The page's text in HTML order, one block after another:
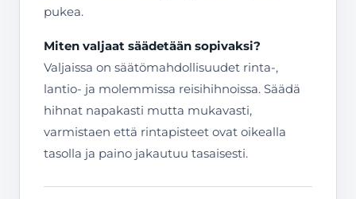
pukea.
Miten valjaat säädetään sopivaksi?
Valjaissa on säätömahdollisuudet rinta-,
lantio- ja molemmissa reisihihnoissa. Säädä
hihnat napakasti mutta mukavasti,
varmistaen että rintapisteet ovat oikealla
tasolla ja paino jakautuu tasaisesti.